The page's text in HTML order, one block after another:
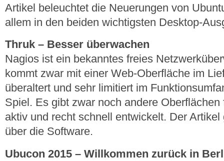
Artikel beleuchtet die Neuerungen von
allem in den beiden wichtigsten Desktop-
Thruk – Besser überwachen
Nagios ist ein bekanntes freies
kommt zwar mit einer Web-Oberfläche im
überaltert und sehr limitiert im
Spiel. Es gibt zwar noch andere
aktiv und recht schnell entwickelt. Der
über die Software.
Ubucon 2015 – Willkommen zurück in